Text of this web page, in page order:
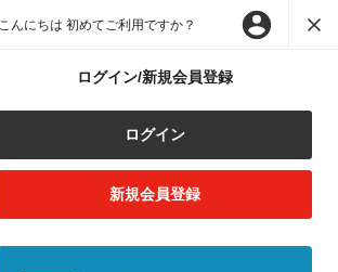
こんにちは 初めてご利用ですか？
ログイン/新規会員登録
ログイン
新規会員登録